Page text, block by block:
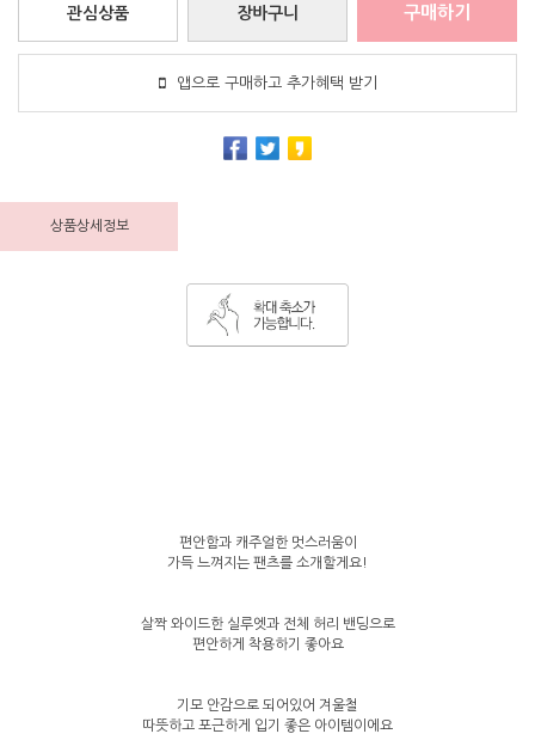
장바구니
관심상품 구매하기
앱으로 구매하고 추가혜택 받기
상품상세정보
편안함과 캐주얼한 멋스러움이
가득 느껴지는 팬츠를 소개할게요!
살짝 와이드한 실루엣과 전체 허리 밴딩으로
편안하게 착용하기 좋아요
기모 안감으로 되어있어 겨울철
따뜻하고 포근하게 입기 좋은 아이템이에요